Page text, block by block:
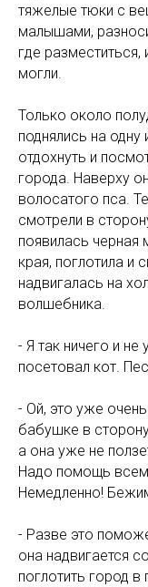
тяжелые тюки с
малышами,
где разместиться,
могли.
Только около
поднялись на
отдохнуть и
города. Наверху
волосатого пса.
смотрели в
появилась черная
края, поглотила и
надвигалась на
волшебника.
- Я так ничего и не
посетовал кот.
- Ой, это уже
бабушке в
а она уже не
Надо помощь всем
Немедленно!
- Разве это
она надвигается
поглотить город